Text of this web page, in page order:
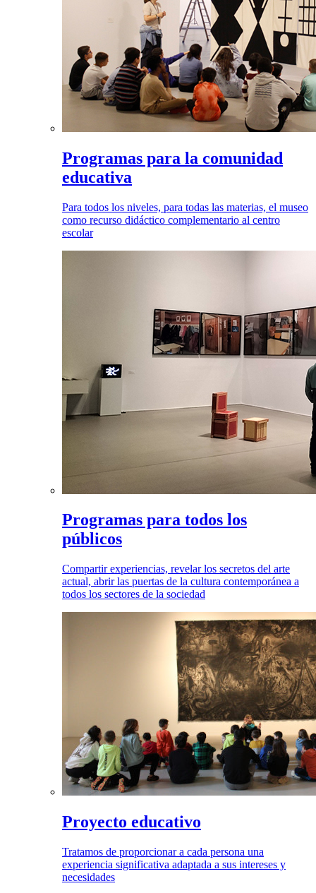
Programas para la comunidad
educativa
Para todos los niveles, para todas las materias, el museo
como recurso didáctico complementario al centro
escolar
Programas para todos los
públicos
Compartir experiencias, revelar los secretos del arte
actual, abrir las puertas de la cultura contemporánea a
todos los sectores de la sociedad
Proyecto educativo
Tratamos de proporcionar a cada persona una
experiencia significativa adaptada a sus intereses y
necesidades